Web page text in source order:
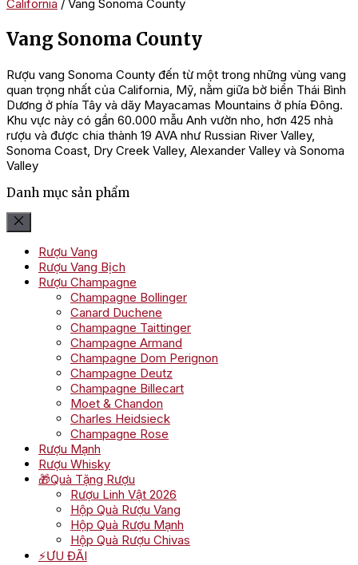
California / Vang Sonoma County
Vang Sonoma County
Rượu vang Sonoma County đến từ một trong những vùng vang
quan trọng nhất của California, Mỹ, nằm giữa bờ biển Thái Bình
Dương ở phía Tây và dãy Mayacamas Mountains ở phía Đông.
Khu vực này có gần 60.000 mẫu Anh vườn nho, hơn 425 nhà
rượu và được chia thành 19 AVA như Russian River Valley,
Sonoma Coast, Dry Creek Valley, Alexander Valley và Sonoma
Valley
Danh mục sản phẩm
Rượu Vang
Rượu Vang Bịch
Rượu Champagne
Champagne Bollinger
Canard Duchene
Champagne Taittinger
Champagne Armand
Champagne Dom Perignon
Champagne Deutz
Champagne Billecart
Moet & Chandon
Charles Heidsieck
Champagne Rose
Rượu Mạnh
Rượu Whisky
🎁Quà Tặng Rượu
Rượu Linh Vật 2026
Hộp Quà Rượu Vang
Hộp Quà Rượu Mạnh
Hộp Quà Rượu Chivas
⚡ƯU ĐÃI